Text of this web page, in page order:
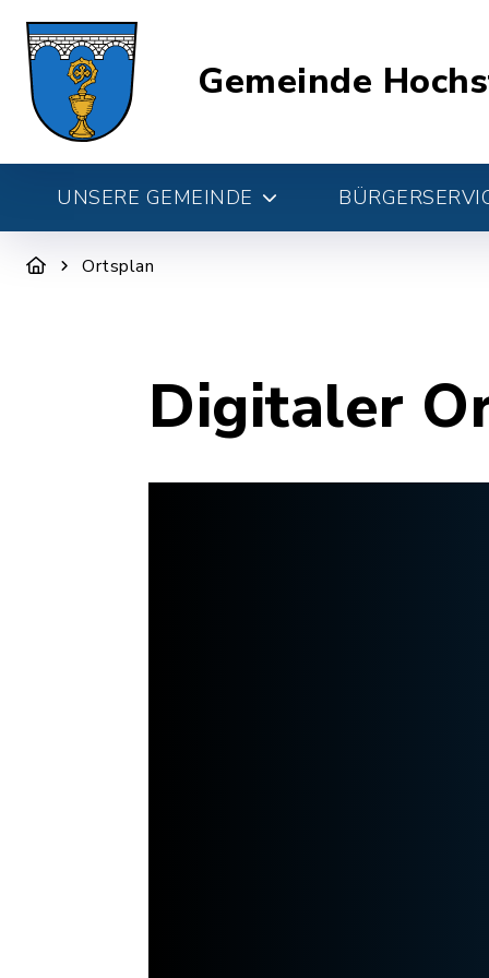
Gemeinde
UNSERE GEMEINDE
Ortsplan
Digitaler